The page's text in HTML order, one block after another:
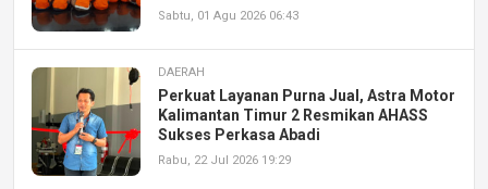
Sabtu, 01 Agu 2026 06:43
DAERAH
Perkuat Layanan Purna Jual, Astra Motor
Kalimantan Timur 2 Resmikan AHASS
Sukses Perkasa Abadi
Rabu, 22 Jul 2026 19:29